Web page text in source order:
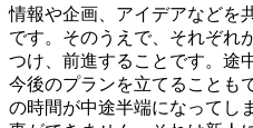
情報や企画、アイデアなどを
です。そのうえで、それぞれ
つけ、前進することです。途
今後のプランを立てることも
の時間が中途半端になってし